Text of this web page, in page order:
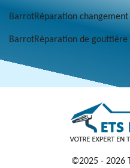
BarrotRéparation
BarrotRéparation de
©2025 - 2026